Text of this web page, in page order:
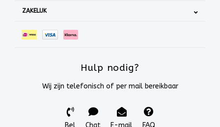
ZAKELIJK
Hulp nodig?
Wij zijn telefonisch of per mail bereikbaar
Bel Chat E-mail FAQ